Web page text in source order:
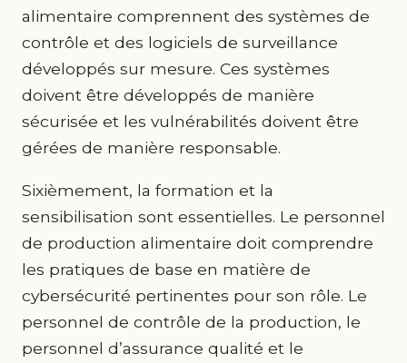
alimentaire comprennent des systèmes de
contrôle et des logiciels de surveillance
développés sur mesure. Ces systèmes
doivent être développés de manière
sécurisée et les vulnérabilités doivent être
gérées de manière responsable.
Sixièmement, la formation et la
sensibilisation sont essentielles. Le personnel
de production alimentaire doit comprendre
les pratiques de base en matière de
cybersécurité pertinentes pour son rôle. Le
personnel de contrôle de la production, le
personnel d’assurance qualité et le